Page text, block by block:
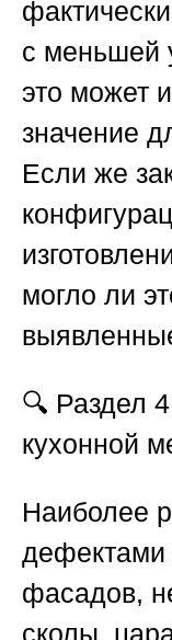
с меньшей
это может
значение
Если же
могло ли
🔍 Раздел
кухонной
Наиболее
дефектами
фасадов,
сколы,